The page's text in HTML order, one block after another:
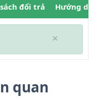
đổi trả Hướng
×
quan